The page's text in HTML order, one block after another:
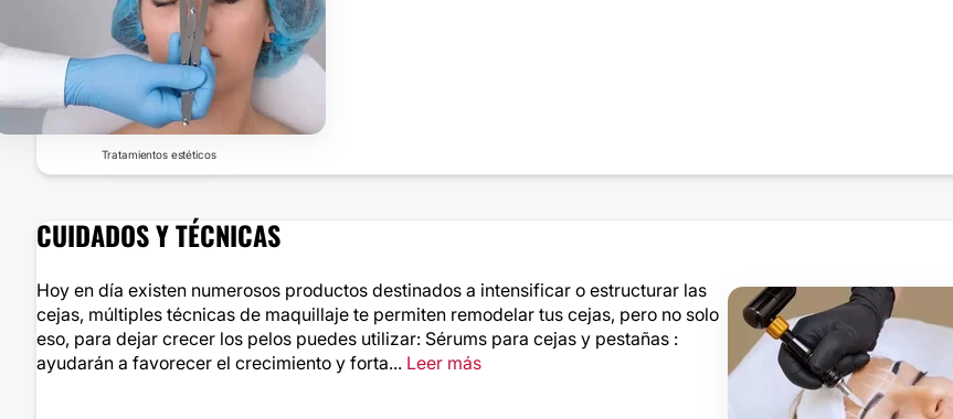
Tratamientos estéticos
CUIDADOS Y TÉCNICAS
Hoy en día existen numerosos productos destinados a intensificar o estructurar las
cejas, múltiples técnicas de maquillaje te permiten remodelar tus cejas, pero no solo
eso, para dejar crecer los pelos puedes utilizar: Sérums para cejas y pestañas :
ayudarán a favorecer el crecimiento y forta... Leer más